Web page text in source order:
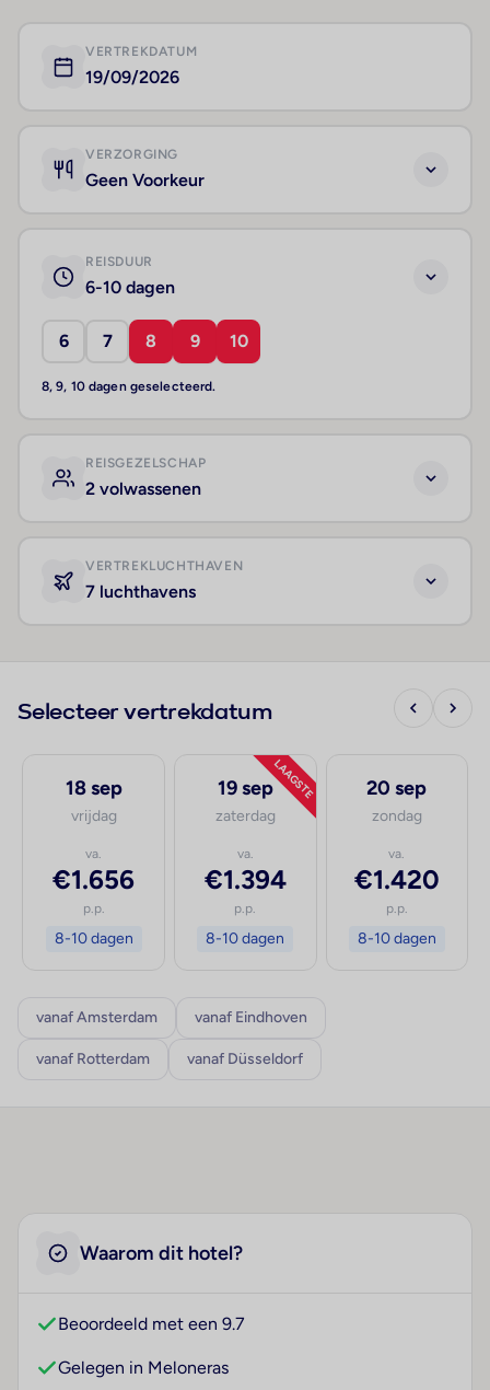
VERTREKDATUM
19/09/2026
VERZORGING
Geen Voorkeur
REISDUUR
6-10 dagen
6 7 8 9 10
8, 9, 10 dagen geselecteerd.
REISGEZELSCHAP
2 volwassenen
VERTREKLUCHTHAVEN
7 luchthavens
Selecteer vertrekdatum
18 sep
vrijdag
va.
€1.656
p.p.
8-10 dagen
LAAGSTE
19 sep
zaterdag
va.
€1.394
p.p.
8-10 dagen
20 sep
zondag
va.
€1.420
p.p.
8-10 dagen
vanaf Amsterdam vanaf Eindhoven
vanaf Rotterdam vanaf Düsseldorf
Waarom dit hotel?
Beoordeeld met een 9.7
Gelegen in Meloneras